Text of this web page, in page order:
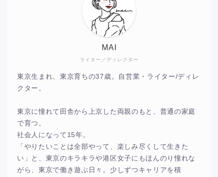
ライター／ディレクター
MAI
東京生まれ、東京育ちの37歳。自営業・ライター/ディレ
クター。
東京に憧れて田舎から上京した両親のもと、普通の家庭
で育つ。
社会人になって15年。
「やりたいことは全部やって、楽しみ尽くして生きた
い」と、東京のキラキラや港区女子にもほんのり憧れな
がら、東京で働き遊ぶ日々。少しずつキャリアを積